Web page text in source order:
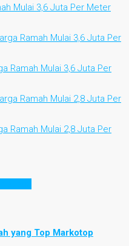
Mulai 3,6 Juta Per Meter
Ramah Mulai 3,6 Juta Per
Ramah Mulai 2,8 Juta Per
yang Top Markotop